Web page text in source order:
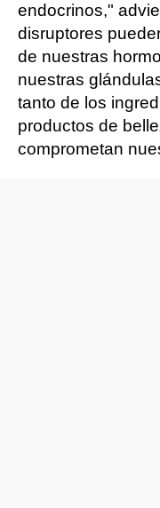
endocrinos,"
disruptores
de nuestras
nuestras
tanto de los
productos de
comprometan